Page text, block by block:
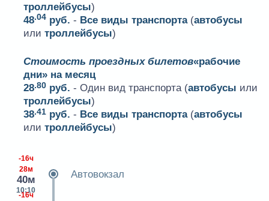
троллейбусы)
48.04 руб. - Все виды транспорта(автобусы
илитроллейбусы)
Стоимость проездных билетов«рабочие
дни» на месяц
28.80 руб. - Один вид транспорта (автобусы или
троллейбусы)
38.41 руб. - Все виды транспорта(автобусы
илитроллейбусы)
-16ч
28м
40м
10:10
Автовокзал
-16ч